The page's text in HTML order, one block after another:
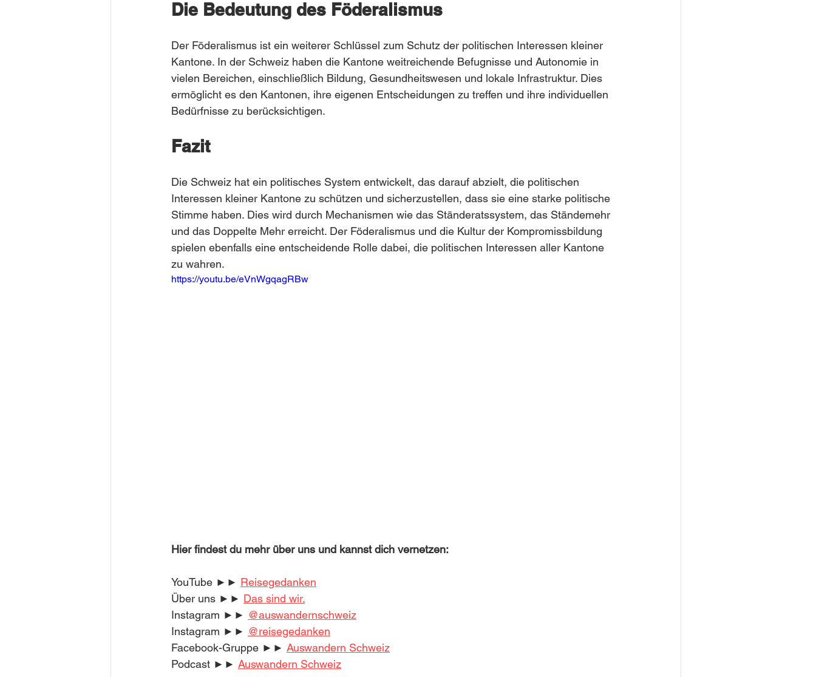
Die Bedeutung des Föderalismus
Der Föderalismus ist ein weiterer Schlüssel zum Schutz der politischen Interessen kleiner
Kantone. In der Schweiz haben die Kantone weitreichende Befugnisse und Autonomie in
vielen Bereichen, einschließlich Bildung, Gesundheitswesen und lokale Infrastruktur. Dies
ermöglicht es den Kantonen, ihre eigenen Entscheidungen zu treffen und ihre individuellen
Bedürfnisse zu berücksichtigen.
Fazit
Die Schweiz hat ein politisches System entwickelt, das darauf abzielt, die politischen
Interessen kleiner Kantone zu schützen und sicherzustellen, dass sie eine starke politische
Stimme haben. Dies wird durch Mechanismen wie das Ständeratssystem, das Ständemehr
und das Doppelte Mehr erreicht. Der Föderalismus und die Kultur der Kompromissbildung
spielen ebenfalls eine entscheidende Rolle dabei, die politischen Interessen aller Kantone
zu wahren.
https://youtu.be/eVnWgqagRBw
Hier findest du mehr über uns und kannst dich vernetzen:
YouTube ►► Reisegedanken
Über uns ►► Das sind wir.
Instagram ►► @auswandernschweiz
Instagram ►► @reisegedanken
Facebook-Gruppe ►► Auswandern Schweiz
Podcast ►► Auswandern Schweiz